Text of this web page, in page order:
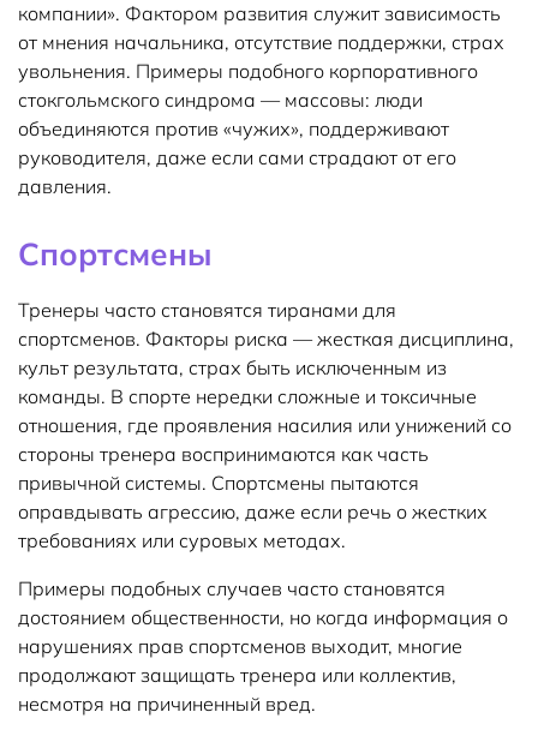
компании». Фактором развития служит зависимость
от мнения начальника, отсутствие поддержки, страх
увольнения. Примеры подобного корпоративного
стокгольмского синдрома — массовы: люди
объединяются против «чужих», поддерживают
руководителя, даже если сами страдают от его
давления.
Спортсмены
Тренеры часто становятся тиранами для
спортсменов. Факторы риска — жесткая дисциплина,
культ результата, страх быть исключенным из
команды. В спорте нередки сложные и токсичные
отношения, где проявления насилия или унижений со
стороны тренера воспринимаются как часть
привычной системы. Спортсмены пытаются
оправдывать агрессию, даже если речь о жестких
требованиях или суровых методах.
Примеры подобных случаев часто становятся
достоянием общественности, но когда информация о
нарушениях прав спортсменов выходит, многие
продолжают защищать тренера или коллектив,
несмотря на причиненный вред.